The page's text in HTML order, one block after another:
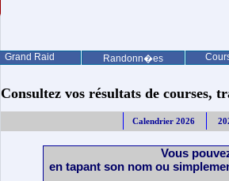
Grand Raid Randonn�es
Consultez vos résultats de courses,
Calendrier 2026
Vous
en tapant son nom ou